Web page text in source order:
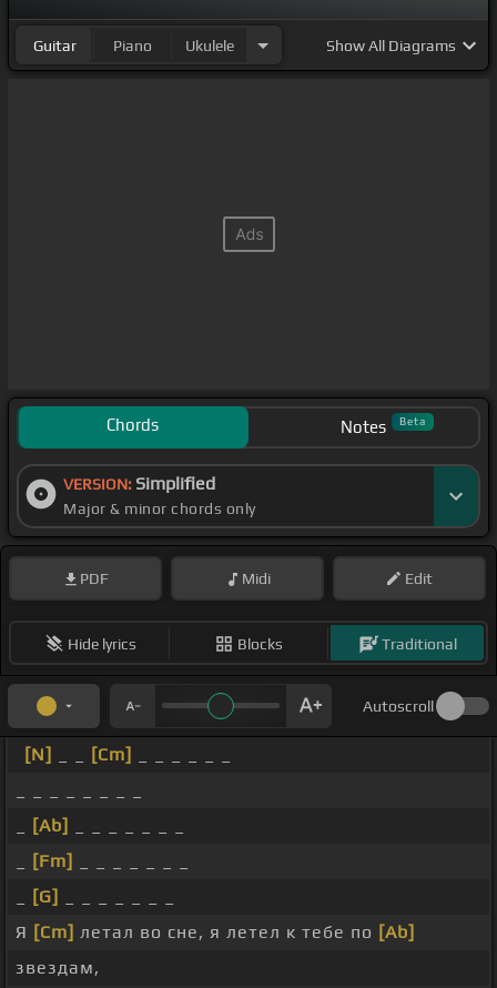
Guitar Piano Ukulele ShowAll Diagrams
Chords Notes Beta
VERSION: Simplified
Major & minor chords only
PDF Midi Edit
Hide lyrics Blocks Traditional
Autoscroll
[N] [Cm]
[Ab]
[Fm]
[G]
Я [Cm] летал во сне, я летел к тебе по [Ab]
звездам,